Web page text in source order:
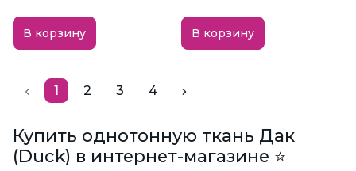
В корзину В корзину
1 2 3 4
Купить однотонную ткань Дак
(Duck) в интернет-магазине ⭐️